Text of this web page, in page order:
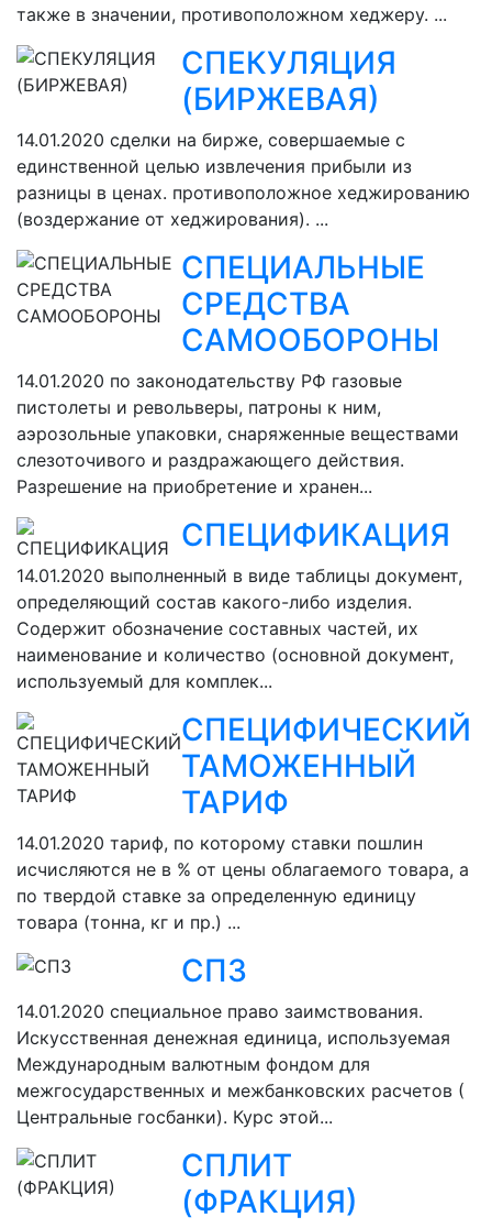
также в значении, противоположном хеджеру. ...
СПЕКУЛЯЦИЯ
(БИРЖЕВАЯ)
14.01.2020 сделки на бирже, совершаемые с
единственной целью извлечения прибыли из
разницы в ценах. противоположное хеджированию
(воздержание от хеджирования). ...
СПЕЦИАЛЬНЫЕ
СРЕДСТВА
САМООБОРОНЫ
14.01.2020 по законодательству РФ газовые
пистолеты и револьверы, патроны к ним,
аэрозольные упаковки, снаряженные веществами
слезоточивого и раздражающего действия.
Разрешение на приобретение и хранен...
СПЕЦИФИКАЦИЯ
14.01.2020 выполненный в виде таблицы документ,
определяющий состав какого-либо изделия.
Содержит обозначение составных частей, их
наименование и количество (основной документ,
используемый для комплек...
СПЕЦИФИЧЕСКИЙ
ТАМОЖЕННЫЙ
ТАРИФ
14.01.2020 тариф, по которому ставки пошлин
исчисляются не в % от цены облагаемого товара, а
по твердой ставке за определенную единицу
товара (тонна, кг и пр.) ...
СПЗ
14.01.2020 специальное право заимствования.
Искусственная денежная единица, используемая
Международным валютным фондом для
межгосударственных и межбанковских расчетов (
Центральные госбанки). Курс этой...
СПЛИТ
(ФРАКЦИЯ)